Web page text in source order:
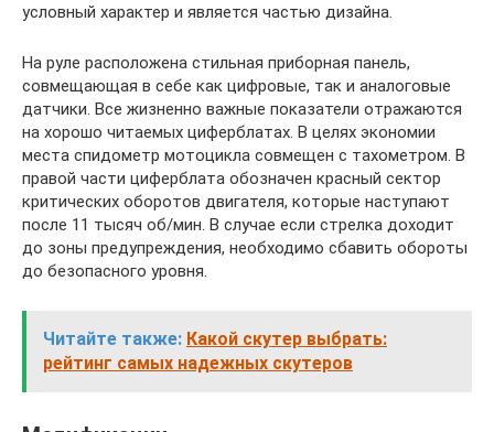
условный характер и является частью дизайна.
На руле расположена стильная приборная панель,
совмещающая в себе как цифровые, так и аналоговые
датчики. Все жизненно важные показатели отражаются
на хорошо читаемых циферблатах. В целях экономии
места спидометр мотоцикла совмещен с тахометром. В
правой части циферблата обозначен красный сектор
критических оборотов двигателя, которые наступают
после 11 тысяч об/мин. В случае если стрелка доходит
до зоны предупреждения, необходимо сбавить обороты
до безопасного уровня.
Читайте также: Какой скутер выбрать:
рейтинг самых надежных скутеров